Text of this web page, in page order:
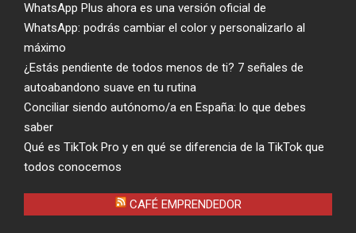
WhatsApp Plus ahora es una versión oficial de
WhatsApp: podrás cambiar el color y personalizarlo al
máximo
¿Estás pendiente de todos menos de ti? 7 señales de
autoabandono suave en tu rutina
Conciliar siendo autónomo/a en España: lo que debes
saber
Qué es TikTok Pro y en qué se diferencia de la TikTok que
todos conocemos
CAFÉ EMPRENDEDOR